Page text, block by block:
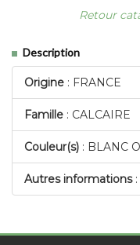
Retour
Description
Origine : FRANCE
Famille : CALCAIRE
Couleur(s) : BLANC
Autres informations: